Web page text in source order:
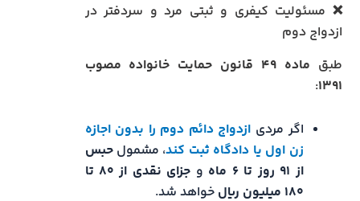
❌ مسئولیت کیفری و ثبتی مرد و سردفتر در
ازدواج دوم
طبق
ماده ۴۹ قانون حمایت خانواده مصوب
۱۳۹۱:
اگر مردی ازدواج دائم دوم را بدون اجازه
زن اول یا دادگاه ثبت کند، مشمولحبس
از ۹۱ روز تا ۶ ماه
و
جزای نقدی از ۸۰ تا
۱۸۰ میلیون ریال
خواهد شد.